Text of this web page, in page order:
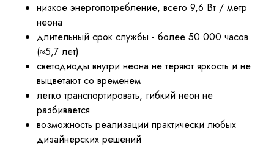
низкое энергопотребление, всего 9,6 Вт / метр
неона
длительный срок службы - более 50 000 часов
(≈5,7 лет)
светодиоды внутри неона не теряют яркость и не
выцветают со временем
легко транспортировать, гибкий неон не
разбивается
возможность реализации практически любых
дизайнерских решений